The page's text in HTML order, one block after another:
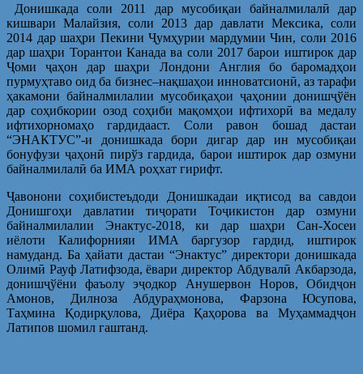
Донишкада соли 2011 дар мусобиқаи байналмилалӣ дар
кишвари Малайзия, соли 2013 дар давлати Мексика, соли
2014 дар шаҳри Пекини Ҷумҳурии мардумии Чин, соли 2016
дар шаҳри Торантои Канада ва соли 2017 барои иштирок дар
Ҷоми ҷаҳон дар шаҳри Лондони Англия бо баромадҳои
пурмуҳтаво оид ба бизнес–нақшаҳои инноватсионӣ, аз тарафи
ҳакамони байналмилалии мусобиқаҳои ҷаҳонии донишҷўён
дар соҳибкории озод соҳиби мақомҳои ифтихорӣ ва медалу
ифтихорномаҳо гардидааст. Соли равон бошад дастаи
“ЭНАКТУС”-и донишкада бори дигар дар ин мусобиқаи
бонуфузи ҷаҳонӣ пирўз гардида, барои иштирок дар озмуни
байналмилалӣ ба ИМА роҳхат гирифт.
Ҷавонони соҳибистеъдоди Донишкадаи иқтисод ва савдои
Донишгоҳи давлатии тиҷорати Тоҷикистон дар озмуни
байналмилалии Энактус-2018, ки дар шаҳри Сан-Хосеи
иёлоти Калифорнияи ИМА баргузор гардид, иштирок
намуданд. Ба ҳайати дастаи “Энактус” директори донишкада
Олимӣ Рауф Латифзода, ёвари директор Абдувалӣ Акбарзода,
донишҷўёни фаъолу эҷодкор Анушервон Норов, Обидҷон
Амонов, Дилноза Абдураҳмонова, Фарзона Юсупова,
Таҳмина Қодирқулова, Диёра Қаҳорова ва Муҳаммадҷон
Латипов шомил гаштанд.